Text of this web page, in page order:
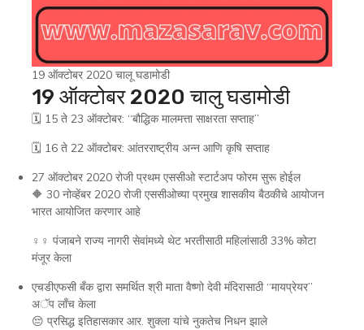
19 ऑक्टोबर 2020 चालू घडामोडी
19 ऑक्टोबर 2020 चालु घडामोडी
🗓 15 ते 23 ऑक्टोबर: “बौद्धिक मालमत्ता साक्षरता सप्ताह”
🗓 16 ते 22 ऑक्टोबर: आंतरराष्ट्रीय अन्न आणि कृषि सप्ताह
27 ऑक्टोबर 2020 रोजी प्रथम एससीओ स्टार्टअप फोरम सुरू होईल
🔶 30 नोव्हेंबर 2020 रोजी एससीओच्या प्रमुख शासकीय बैठकीचे आयोजन
भारत आयोजित करणार आहे
♀‍♀ पंजाबने राज्य नागरी सेवांमध्ये थेट भरतीसाठी महिलांसाठी 33% कोटा
मंजूर केला
एचडीएफसी बँक द्वारा समर्थित श्री माता वैष्णो देवी मंदिरासाठी “मायप्रेयर”
अॅप लाँच केला
😔 प्रसिद्ध इतिहासकार आर. शुक्ला यांचे नुकतेच निधन झाले